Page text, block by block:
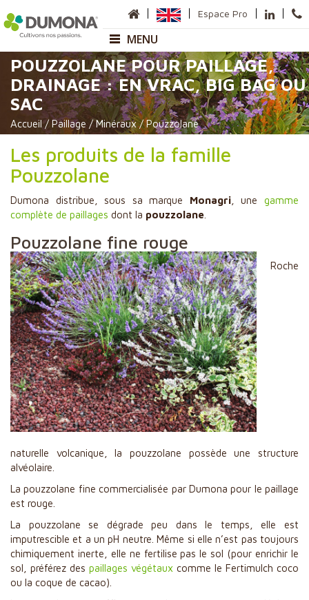
Espace Pro
MENU
Entreprise
Présentation
Sites de production
Sauméjan
Matières premières
Nos gammes
Horticulture
Pépinière
Paysage et Collectivité
Paillage
Maraîchage
​Fruits rouges
Cultures Spécialisées
Engrais et Amendements
Revente
​Filtration
Actualités
Partenaires
Contact
POUZZOLANE POUR PAILLAGE,
DRAINAGE : EN VRAC, BIG BAG OU
SAC
Accueil/ Paillage /Minéraux/Pouzzolane
Les produits de la famille
Pouzzolane
Dumona distribue, sous sa marque Monagri, unegamme
complète de paillages dont la pouzzolane
Pouzzolane fine rouge
Roche
naturelle volcanique, la pouzzolane possède une structure
alvéolaire.
La pouzzolane fine commercialisée par Dumona pour le paillage
est rouge.
La pouzzolane se dégrade peu dans le temps, elle est
imputrescible et a un pH neutre. Même si elle n’est pas toujours
chimiquement inerte, elle ne fertilise pas le sol (pour enrichir le
sol, préférez des paillages végétaux comme le Fertimulch coco
ou la coque de cacao).